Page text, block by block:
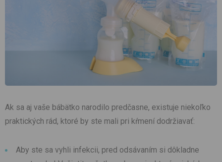
Ak sa aj vaše bábätko narodilo predčasne, existuje niekoľko
praktických rád, ktoré by ste mali pri kŕmení dodržiavať:
Aby ste sa vyhli infekcii, pred odsávaním si dôkladne